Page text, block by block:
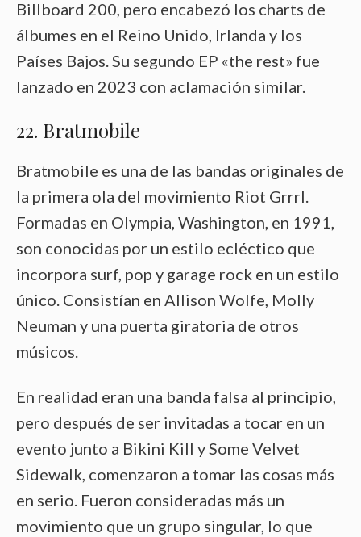
Billboard 200, pero encabezó los charts de
álbumes en el Reino Unido, Irlanda y los
Países Bajos. Su segundo EP «the rest» fue
lanzado en 2023 con aclamación similar.
22. Bratmobile
Bratmobile es una de las bandas originales de
la primera ola del movimiento Riot Grrrl.
Formadas en Olympia, Washington, en 1991,
son conocidas por un estilo ecléctico que
incorpora surf, pop y garage rock en un estilo
único. Consistían en Allison Wolfe, Molly
Neuman y una puerta giratoria de otros
músicos.
En realidad eran una banda falsa al principio,
pero después de ser invitadas a tocar en un
evento junto a Bikini Kill y Some Velvet
Sidewalk, comenzaron a tomar las cosas más
en serio. Fueron consideradas más un
movimiento que un grupo singular, lo que